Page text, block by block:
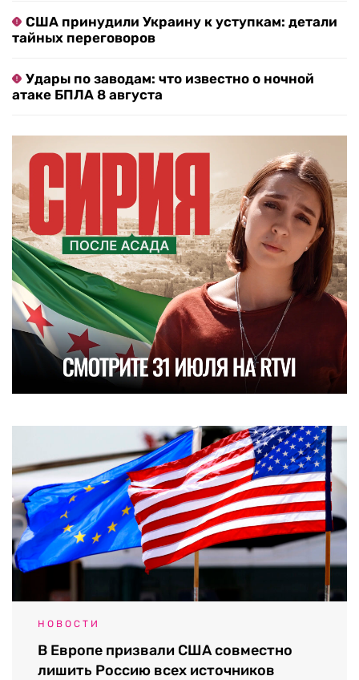
США принудили Украину к уступкам: детали
тайных переговоров
Удары по заводам: что известно о ночной
атаке БПЛА 8 августа
НОВОСТИ
В Европе призвали США совместно
лишить Россию всех источников